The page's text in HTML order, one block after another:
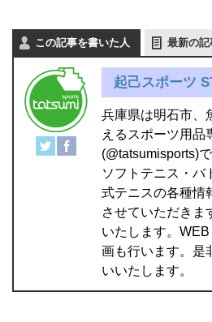
この記事を書いた人 最新の記
起己スポーツ
兵庫県は明石市、
えるスポーツ用品
(@tatsumisports)
ソフトテニス・バ
式テニスの各種情
させていただきま
いたします。
画も行います。是
いいたします。